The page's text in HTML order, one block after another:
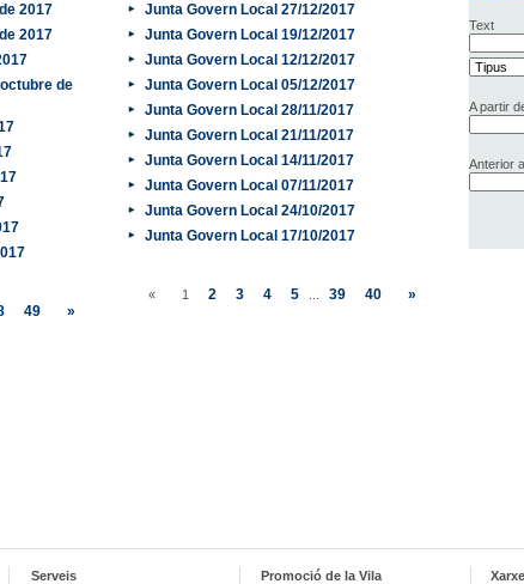
2017
2017
de
49 »
Junta Govern Local 27/12/2017
Junta Govern Local 19/12/2017
Junta Govern Local 12/12/2017
Junta Govern Local 05/12/2017
Junta Govern Local 28/11/2017
Junta Govern Local 21/11/2017
Junta Govern Local 14/11/2017
Junta Govern Local 07/11/2017
Junta Govern Local 24/10/2017
Junta Govern Local 17/10/2017
« 1 2 3 4 5 39 40 »
Text
A partir
Anterior a
Serveis Promoció de la Vila